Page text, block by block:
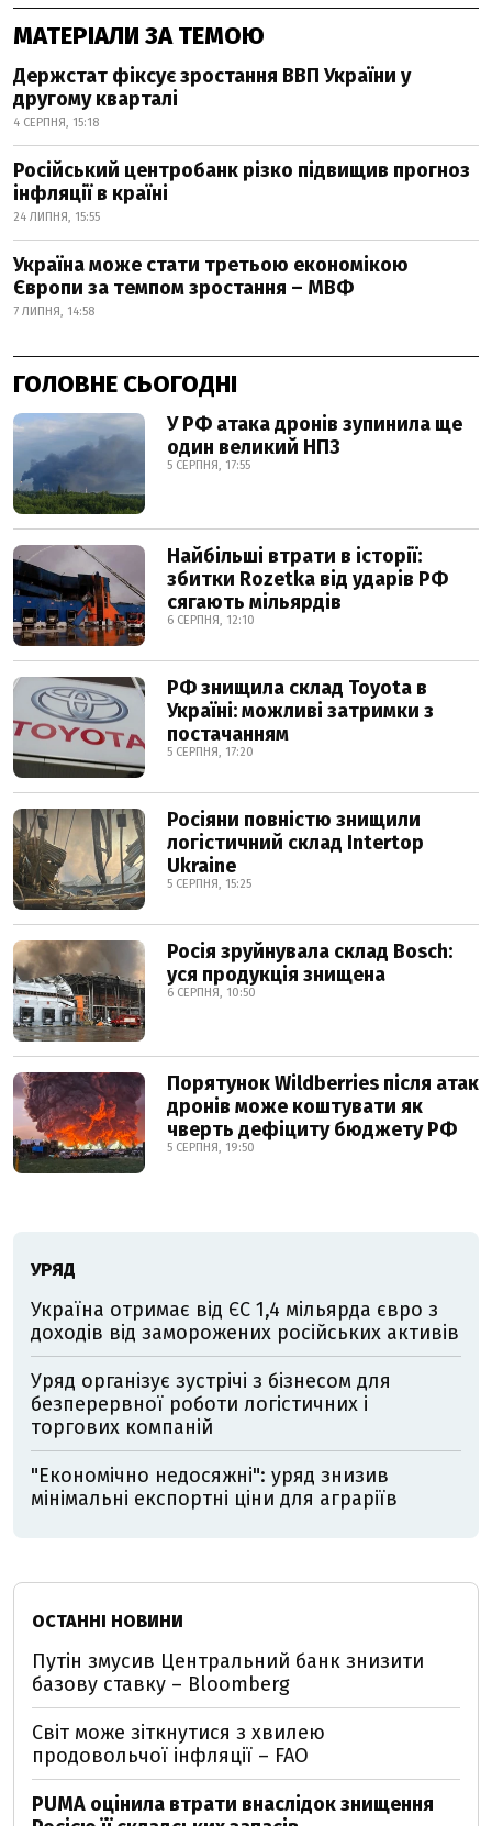
МАТЕРІАЛИ ЗА ТЕМОЮ
Держстат фіксує зростання ВВП України у
другому кварталі
4 СЕРПНЯ, 15:18
Російський центробанк різко підвищив прогноз
інфляції в країні
24 ЛИПНЯ, 15:55
Україна може стати третьою економікою
Європи за темпом зростання – МВФ
7 ЛИПНЯ, 14:58
ГОЛОВНЕ СЬОГОДНІ
У РФ атака дронів зупинила ще
один великий НПЗ
5 СЕРПНЯ, 17:55
Найбільші втрати в історії:
збитки Rozetka від ударів РФ
сягають мільярдів
6 СЕРПНЯ, 12:10
РФ знищила склад Toyota в
Україні: можливі затримки з
постачанням
5 СЕРПНЯ, 17:20
Росіяни повністю знищили
логістичний склад Intertop
Ukraine
5 СЕРПНЯ, 15:25
Росія зруйнувала склад Bosch:
уся продукція знищена
6 СЕРПНЯ, 10:50
Порятунок Wildberries після атак
дронів може коштувати як
чверть дефіциту бюджету РФ
5 СЕРПНЯ, 19:50
УРЯД
Україна отримає від ЄС 1,4 мільярда євро з
доходів від заморожених російських активів
Уряд організує зустрічі з бізнесом для
безперервної роботи логістичних і
торгових компаній
"Економічно недосяжні": уряд знизив
мінімальні експортні ціни для аграріїв
ОСТАННІ НОВИНИ
Путін змусив Центральний банк знизити
базову ставку – Bloomberg
Світ може зіткнутися з хвилею
продовольчої інфляції – FAO
PUMA оцінила втрати внаслідок знищення